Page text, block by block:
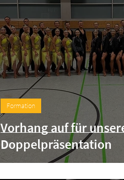
Vorhang auf für
Doppelpräsentation
Formation